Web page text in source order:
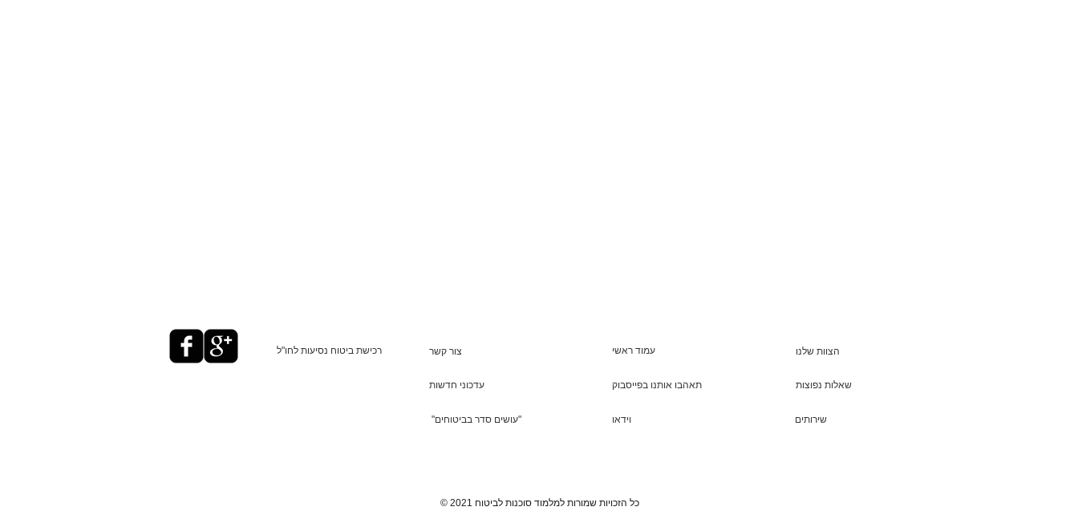
רכישת ביטוח נסיעות לחו"ל צור קשר
עדכוני חדשות
"עושים סדר בביטוחים"
עמוד ראשי
תאהבו אותנו בפייסבוק
וידאו
הצוות שלנו
שאלות נפוצות
שירותים
© 2021 כל הזכויות שמורות למלמוד סוכנות לביטוח